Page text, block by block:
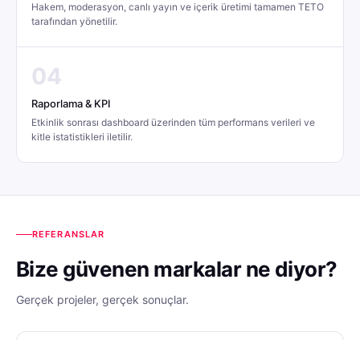
Hakem, moderasyon, canlı yayın ve içerik üretimi tamamen TETO
tarafından yönetilir.
04
Raporlama & KPI
Etkinlik sonrası dashboard üzerinden tüm performans verileri ve
kitle istatistikleri iletilir.
REFERANSLAR
Bize güvenen markalar ne diyor?
Gerçek projeler, gerçek sonuçlar.